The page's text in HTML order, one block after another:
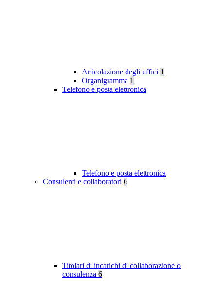
Articolazione degli uffici 1
Organigramma 1
Telefono e posta elettronica
Telefono e posta elettronica
Consulenti e collaboratori 6
Titolari di incarichi di collaborazione o
consulenza 6